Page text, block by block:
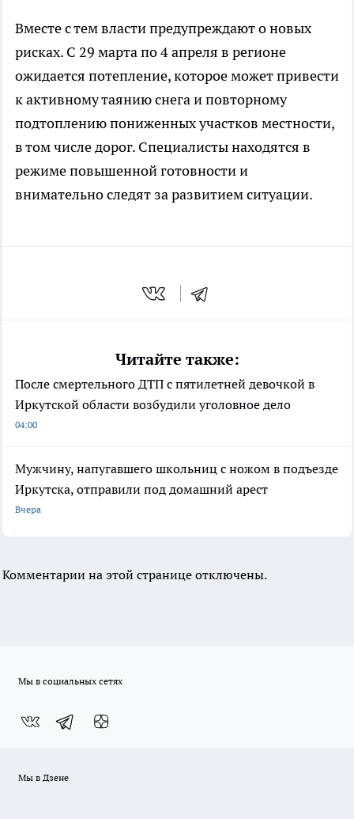
Вместе с тем власти предупреждают о новых
рисках. С 29 марта по 4 апреля в регионе
ожидается потепление, которое может привести
к активному таянию снега и повторному
подтоплению пониженных участков местности,
в том числе дорог. Специалисты находятся в
режиме повышенной готовности и
внимательно следят за развитием ситуации.
Читайте также:
После смертельного ДТП с пятилетней девочкой в
Иркутской области возбудили уголовное дело
04:00
Мужчину, напугавшего школьниц с ножом в подъезде
Иркутска, отправили под домашний арест
Вчера
Комментарии на этой странице отключены.
Мы в социальных сетях
Мы в Дзене